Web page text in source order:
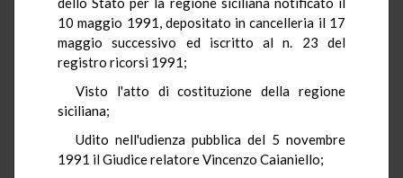
10 maggio 1991, depositato in cancelleria il 17
maggio successivo ed iscritto al n. 23 del
registro ricorsi 1991;
Visto l'atto di costituzione della regione
siciliana;
Udito nell'udienza pubblica del 5 novembre
1991 il Giudice relatore Vincenzo Caianiello;